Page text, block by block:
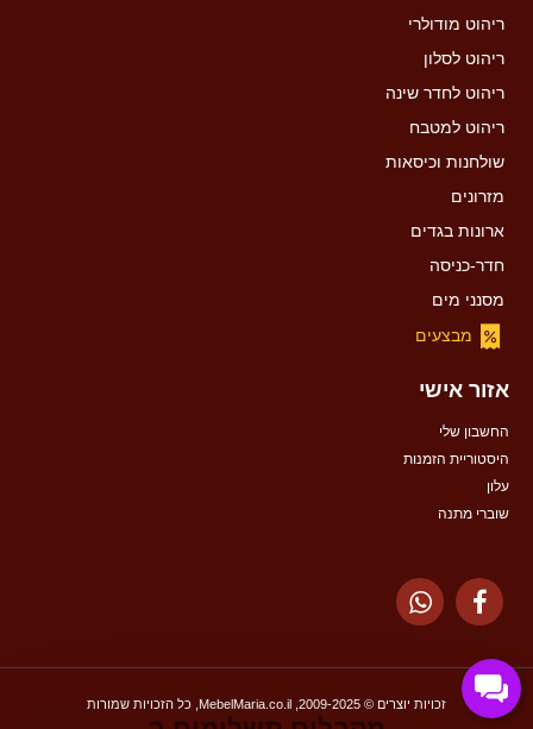
ריהוט מודולרי
ריהוט לסלון
ריהוט לחדר שינה
ריהוט למטבח
שולחנות וכיסאות
מזרונים
ארונות בגדים
חדר-כניסה
מסנני מים
מבצעים
אזור אישי
החשבון שלי
היסטוריית הזמנות
עלון
שוברי מתנה
זכויות יוצרים © 2009-2025, MebelMaria.co.il, כל הזכויות שמורות